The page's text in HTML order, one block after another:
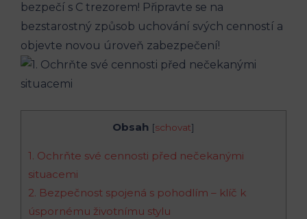
bezpečí s C trezorem! Připravte se na
bezstarostný způsob uchování svých cenností a
objevte novou úroveň zabezpečení!
Obsah [schovat]
1. Ochrňte své cennosti před nečekanými
situacemi
2. Bezpečnost spojená s pohodlím – klíč k
úspornému životnímu stylu